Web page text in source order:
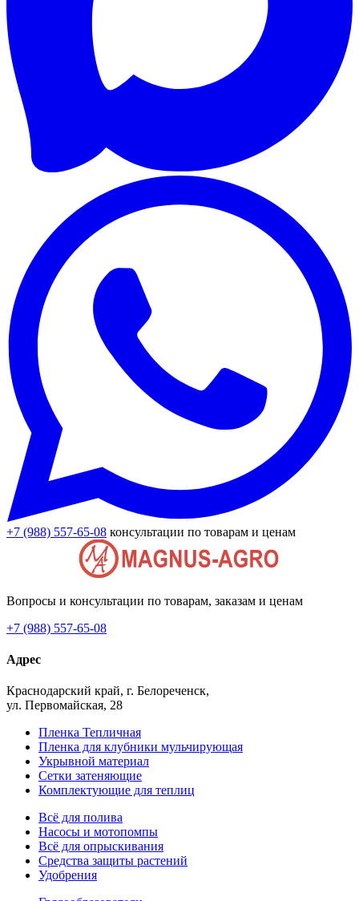
+7 (988) 557-65-08 консультации по товарам и ценам
Вопросы и консультации по товарам, заказам и ценам
+7 (988) 557-65-08
Адрес
Краснодарский край, г. Белореченск,
ул. Первомайская, 28
Пленка Тепличная
Пленка для клубники мульчирующая
Укрывной материал
Сетки затеняющие
Комплектующие для теплиц
Всё для полива
Насосы и мотопомпы
Всё для опрыскивания
Средства защиты растений
Удобрения